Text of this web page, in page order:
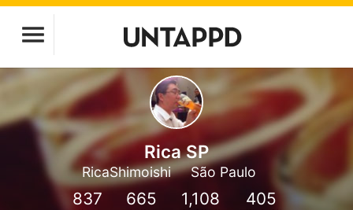
Rica SP
RicaShimoishi São Paulo
837 665 1,108 405